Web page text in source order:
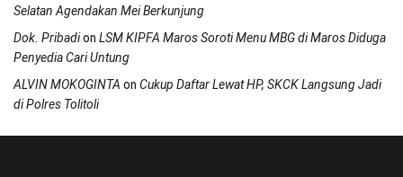
Selatan Agendakan Mei Berkunjung
Dok. Pribadion LSM KIPFA Maros Soroti Menu MBG di Maros Diduga
Penyedia Cari Untung
ALVIN MOKOGINTA on Cukup Daftar Lewat HP, SKCK Langsung Jadi
di Polres Tolitoli